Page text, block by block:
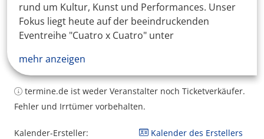
rund um Kultur, Kunst und Performances. Unser
Fokus liegt heute auf der beeindruckenden
Eventreihe "Cuatro x Cuatro" unter
mehr anzeigen
termine.de ist weder Veranstalter noch Ticketverkäufer.
Fehler und Irrtümer vorbehalten.
Kalender-Ersteller:
Kalender des Erstellers